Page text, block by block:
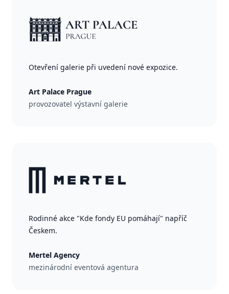
Otevření galerie při uvedení nové expozice.
Art Palace Prague
provozovatel výstavní galerie
Rodinné akce "Kde fondy EU pomáhají" napříč
Českem.
Mertel Agency
mezinárodní eventová agentura